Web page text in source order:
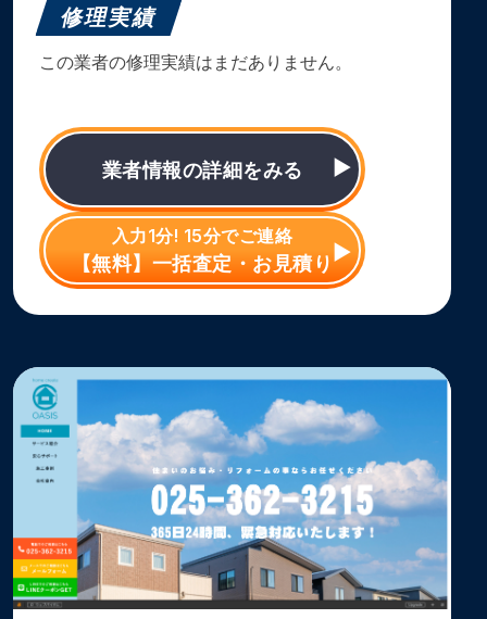
修理実績
この業者の修理実績はまだありません。
業者情報の詳細をみる
入力1分! 15分でご連絡
【無料】一括査定・お見積り